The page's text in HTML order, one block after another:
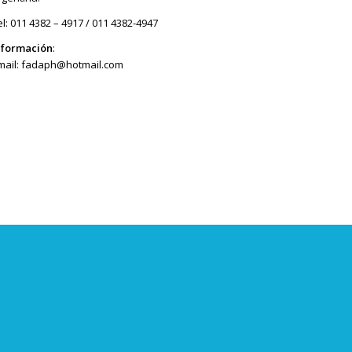
011 4382 – 4917 / 011 4382-4947
:
fadaph@hotmail.com